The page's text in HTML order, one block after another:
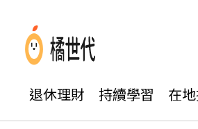
退休理財 持續學習 在